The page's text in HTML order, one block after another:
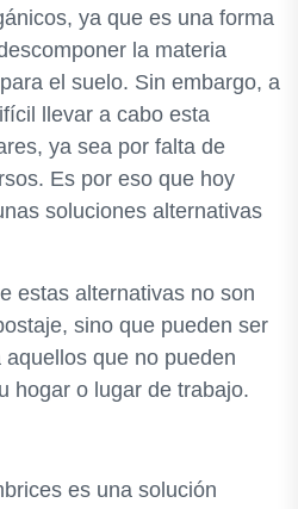
ya que es una forma
la materia
el suelo. Sin embargo, a
llevar a cabo esta
ya sea por falta de
Es por eso que hoy
soluciones alternativas
estas alternativas no son
sino que pueden ser
que no pueden
hogar o lugar de trabajo.
es una solución